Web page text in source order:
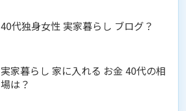
40代独身女性 実家暮らし ブログ？
実家暮らし 家に入れる お金 40代の相
場は？